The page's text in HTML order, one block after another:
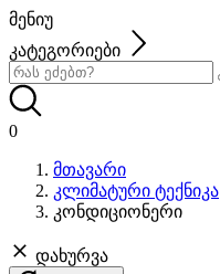
მენიუ
კატეგორიები
0
მთავარი
კლიმატური ტექნიკა
კონდიციონერი
დახურვა